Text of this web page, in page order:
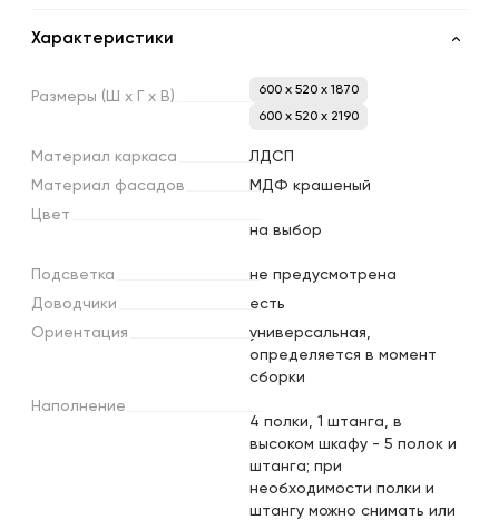
Характеристики
Размеры (Ш х х В)
600 x 520 x 1870
600 x 520 x 2190
Материал каркаса
ЛДСП
Материал фасадов
МДФ крашеный
Цвет
на выбор
Подсветка
не предусмотрена
Доводчики
есть
Ориентация
универсальная,
определяется в момент
сборки
Наполнение
4 полки, 1 штанга, в
высоком шкафу - 5 полок и
штанга; при
необходимости полки и
штангу можно снимать или